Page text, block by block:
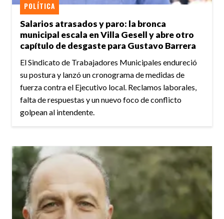
Salarios atrasados y paro: la bronca
municipal escala en Villa Gesell y abre otro
capítulo de desgaste para Gustavo Barrera
POLÍTICA
El Sindicato de Trabajadores Municipales endureció
su postura y lanzó un cronograma de medidas de
fuerza contra el Ejecutivo local. Reclamos laborales,
falta de respuestas y un nuevo foco de conflicto
golpean al intendente.